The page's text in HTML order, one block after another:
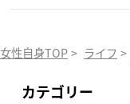
女性自身TOP > ライフ >
カテゴリー